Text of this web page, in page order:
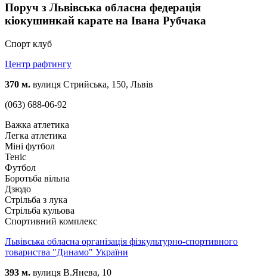
Поруч з Львівська обласна федерація
кіокушинкай карате на Івана Рубчака
Спорт клуб
Центр рафтингу
370 м. вулиця Стрийська, 150, Львів
(063) 688-06-92
Важка атлетика
Легка атлетика
Міні футбол
Теніс
Футбол
Боротьба вільна
Дзюдо
Стрільба з лука
Стрільба кульова
Спортивний комплекс
Львівська обласна організація фізкультурно-спортивного
товариства "Динамо" України
393 м. вулиця В.Янева, 10